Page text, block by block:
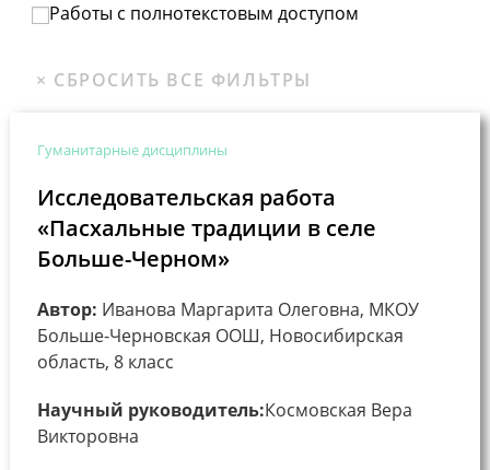
Работы с полнотекстовым доступом
Гуманитарные дисциплины
Исследовательская работа
«Пасхальные традиции в селе
Больше-Черном»
Автор: Иванова Маргарита Олеговна, МКОУ
Больше-Черновская ООШ, Новосибирская
область, 8 класс
Научный руководитель:Космовская Вера
Викторовна